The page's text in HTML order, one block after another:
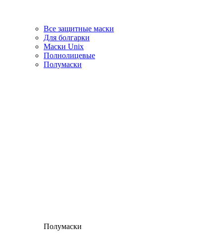
Все защитные маски
Для болгарки
Маски Unix
Полнолицевые
Полумаски
Полумаски